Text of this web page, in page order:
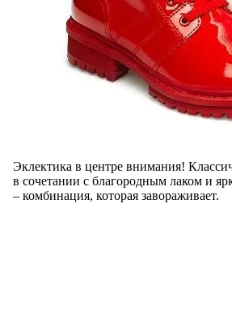
Эклектика в центре внимания!
в сочетании с благородным лаком и
– комбинация, которая завораживает.